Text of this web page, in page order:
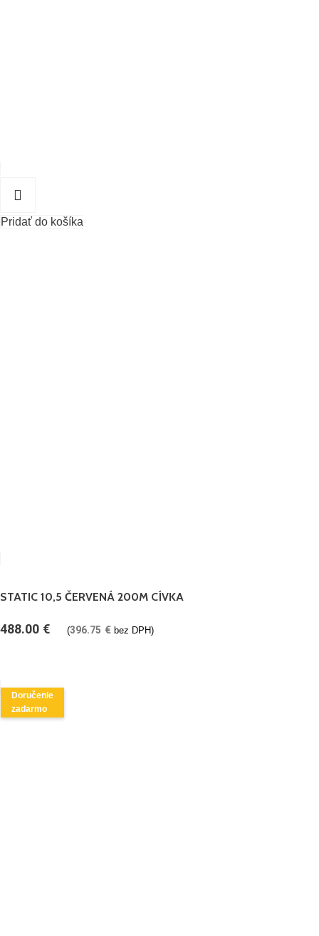
Pridať do košíka
STATIC 10,5 ČERVENÁ 200M CÍVKA
488.00 € (396.75 € bez DPH)
Doručenie
zadarmo